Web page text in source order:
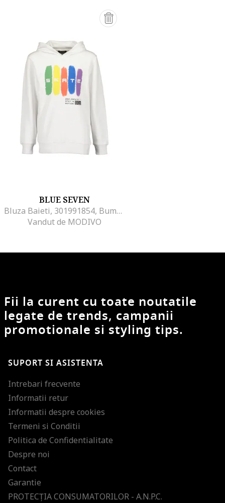
BLUE SEVEN
Bluza Baieti, 301991854, Bumbac, Alb
Vandut de MODIVO
Fii la curent cu toate noutatile
legate de trends, campanii
promotionale si styling tips.
SUPORT SI ASISTENTA
Intrebari frecvente
Informatii retur
Informatii despre cookies
Termeni si Conditii
Politica de Confidentialitate
Despre noi
Contact
Garantie
PROTECŢIA CONSUMATORILOR - A.N.P.C.